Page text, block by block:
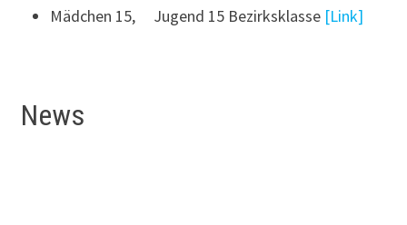
Mädchen 15, Jugend 15 Bezirksklasse [Link]
News